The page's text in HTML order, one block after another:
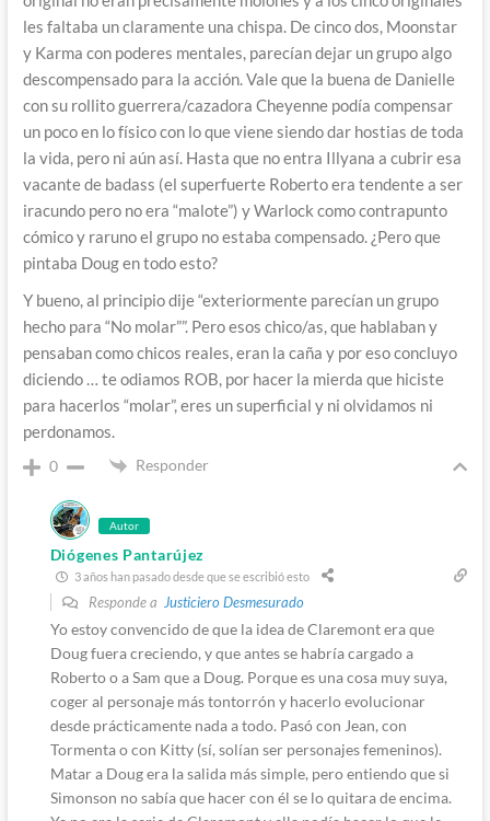
les faltaba un claramente una chispa. De cinco dos, Moonstar
y Karma con poderes mentales, parecían dejar un grupo algo
descompensado para la acción. Vale que la buena de Danielle
con su rollito guerrera/cazadora Cheyenne podía compensar
un poco en lo físico con lo que viene siendo dar hostias de toda
la vida, pero ni aún así. Hasta que no entra Illyana a cubrir esa
vacante de badass (el superfuerte Roberto era tendente a ser
iracundo pero no era “malote”) y Warlock como contrapunto
cómico y raruno el grupo no estaba compensado. ¿Pero que
pintaba Doug en todo esto?
Y bueno, al principio dije “exteriormente parecían un grupo
hecho para “No molar””. Pero esos chico/as, que hablaban y
pensaban como chicos reales, eran la caña y por eso concluyo
diciendo … te odiamos ROB, por hacer la mierda que hiciste
para hacerlos “molar”, eres un superficial y ni olvidamos ni
perdonamos.
0 Responder
Autor
Diógenes Pantarújez
3 años han pasado desde que se escribió esto
Responde a Justiciero Desmesurado
Yo estoy convencido de que la idea de Claremont era que
Doug fuera creciendo, y que antes se habría cargado a
Roberto o a Sam que a Doug. Porque es una cosa muy suya,
coger al personaje más tontorrón y hacerlo evolucionar
desde prácticamente nada a todo. Pasó con Jean, con
Tormenta o con Kitty (sí, solían ser personajes femeninos).
Matar a Doug era la salida más simple, pero entiendo que si
Simonson no sabía que hacer con él se lo quitara de encima.